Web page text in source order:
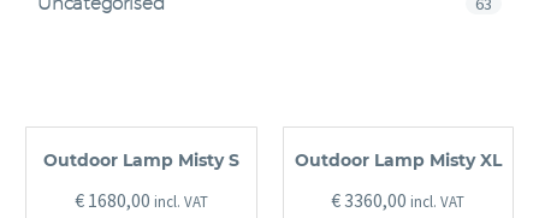
Outdoor Lamp Misty S
€1680,00 incl. VAT
Outdoor Lamp Misty XL
€3360,00 incl. VAT